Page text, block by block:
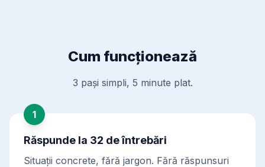
Cum funcționează
3 pași simpli, 5 minute plat.
1
Răspunde la 32 de întrebări
Situații concrete, fără jargon. Fără răspunsuri